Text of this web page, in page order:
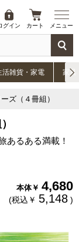
グイン カート メニュー
活雑貨・家電 家具
ズ（４冊組）
あるある満載！
本体￥ 4,680
(税込￥ 5,148 )